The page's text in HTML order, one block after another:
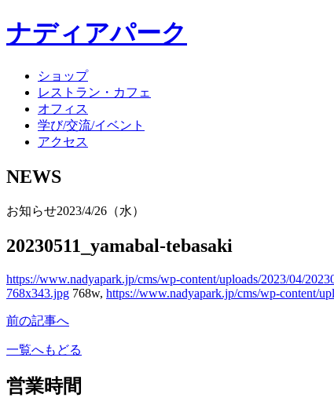
ナディアパーク
ショップ
レストラン・カフェ
オフィス
学び/交流/イベント
アクセス
NEWS
お知らせ2023/4/26（水）
20230511_yamabal-tebasaki
https://www.nadyapark.jp/cms/wp-content/uploads/2023/04/
768x343.jpg 768w, https://www.nadyapark.jp/cms/wp-content/
前の記事へ
一覧へもどる
営業時間